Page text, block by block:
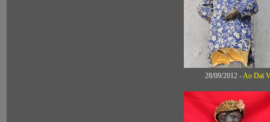
28/09/2012 - Ao Daï